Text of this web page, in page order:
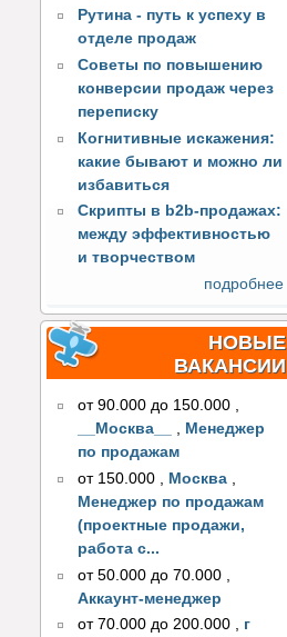
Рутина - путь к успеху в
отделе продаж
Советы по повышению
конверсии продаж через
переписку
Когнитивные искажения:
какие бывают и можно ли
избавиться
Скрипты в b2b-продажах:
между эффективностью
и творчеством
подробнее
НОВЫЕ
ВАКАНСИИ
от 90.000 до 150.000 ,
__Москва__
, Менеджер
по продажам
от 150.000
Москва
Менеджер по продажам
(проектные продажи,
работа с...
от 50.000 до 70.000
Аккаунт-менеджер
от 70.000 до 200.000 , г